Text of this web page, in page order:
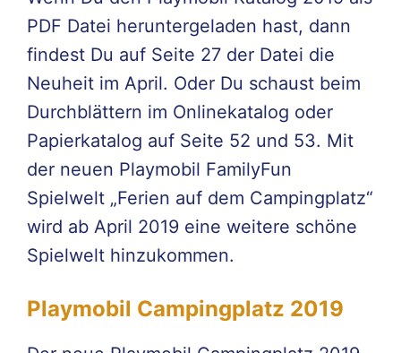
PDF Datei heruntergeladen hast, dann
findest Du auf Seite 27 der Datei die
Neuheit im April. Oder Du schaust beim
Durchblättern im Onlinekatalog oder
Papierkatalog auf Seite 52 und 53. Mit
der neuen Playmobil FamilyFun
Spielwelt „Ferien auf dem Campingplatz“
wird ab April 2019 eine weitere schöne
Spielwelt hinzukommen.
Playmobil Campingplatz 2019